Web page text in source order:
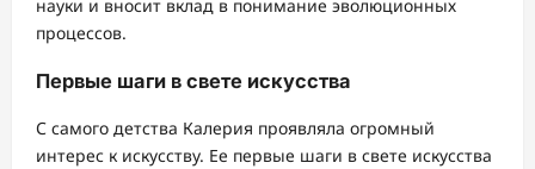
науки и вносит вклад в понимание эволюционных
процессов.
Первые шаги в свете искусства
С самого детства Калерия проявляла огромный
интерес к искусству. Ее первые шаги в свете искусства